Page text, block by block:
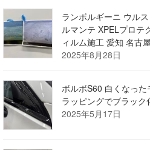
ランボルギーニ ウル
ルマンテ XPELプロテ
ィルム施工 愛知 名古屋
2025年8月28日
ボルボS60 白くなった
ラッピングでブラック
2025年5月17日